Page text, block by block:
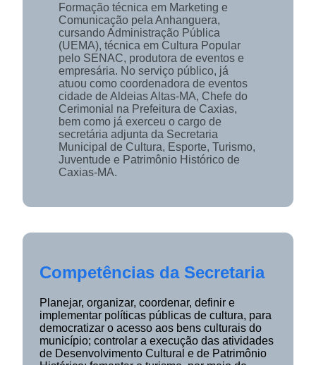
Formação técnica em Marketing e
Comunicação pela Anhanguera,
cursando Administração Pública
(UEMA), técnica em Cultura Popular
pelo SENAC, produtora de eventos e
empresária. No serviço público, já
atuou como coordenadora de eventos
cidade de Aldeias Altas-MA, Chefe do
Cerimonial na Prefeitura de Caxias,
bem como já exerceu o cargo de
secretária adjunta da Secretaria
Municipal de Cultura, Esporte, Turismo,
Juventude e Patrimônio Histórico de
Caxias-MA.
Competências da Secretaria
Planejar, organizar, coordenar, definir e
implementar políticas públicas de cultura, para
democratizar o acesso aos bens culturais do
município; controlar a execução das atividades
de Desenvolvimento Cultural e de Patrimônio